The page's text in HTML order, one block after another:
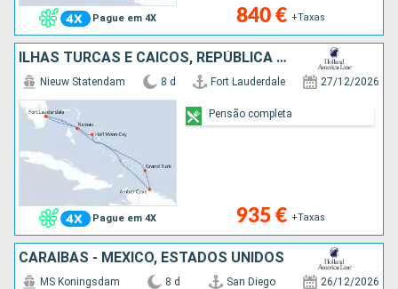
Pague em 4X 840 € +Taxas
ILHAS TURCAS E CAICOS, REPÚBLICA DOMINICANA, BAHAMAS, ESTADOS UNIDOS
Pague em 4X
Nieuw Statendam 8 d Fort Lauderdale 27/12/2026
935 € +Taxas
Pensão completa
CARAIBAS - MEXICO, ESTADOS UNIDOS
MS Koningsdam 8 d San Diego 26/12/2026